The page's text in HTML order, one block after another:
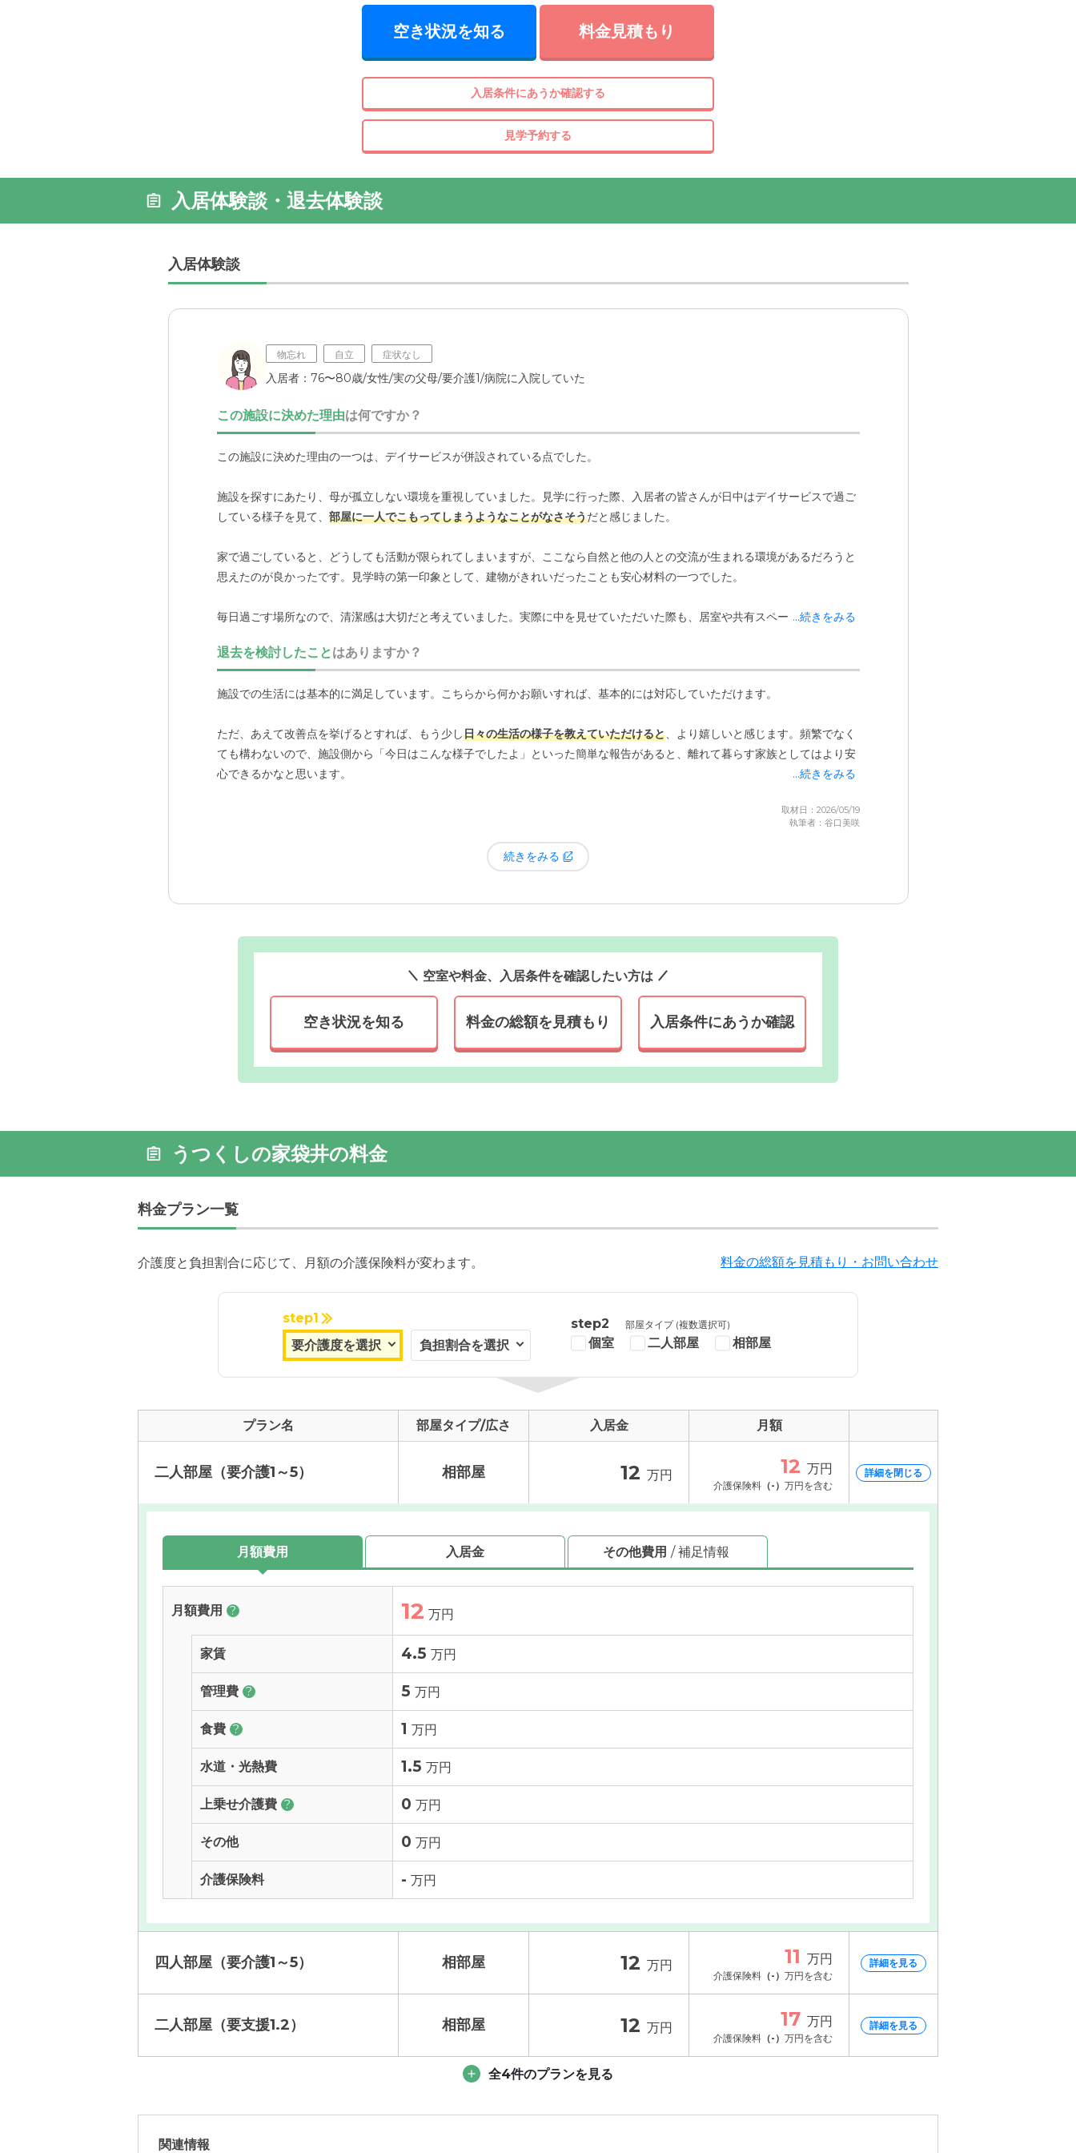
空き状況を知る 料金見積もり
入居条件にあうか確認する
見学予約する
入居体験談・退去体験談
入居体験談
物忘れ 自立 症状なし
入居者：76〜80歳/女性/実の父母/要介護1/病院に入院していた
この施設に決めた理由は何ですか？
この施設に決めた理由の一つは、デイサービスが併設されている点でした。
施設を探すにあたり、母が孤立しない環境を重視していました。見学に行った際、入居者の皆さんが日中はデイサービスで過ご
している様子を見て、 部屋に一人でこもってしまうようなことがなさそうだと感じました。
家で過ごしていると、どうしても活動が限られてしまいますが、ここなら自然と他の人との交流が生まれる環境があるだろうと
思えたのが良かったです。見学時の第一印象として、建物がきれいだったことも安心材料の一つでした。
毎日過ごす場所なので、清潔感は大切だと考えていました。実際に中を見せていただいた際も、居室や共有スペースの雰囲気も
直接見ているわけではないので分かりませんが、私たちが面会に訪れた際のスタッフの方々の対応は、いつも感じが良いです。
母本人も、特に不満は口にしていないため、きちんと見てくれているのだろうなと思っています。
...続きをみる
退去を検討したことはありますか？
施設での生活には基本的に満足しています。こちらから何かお願いすれば、基本的には対応していただけます。
ただ、あえて改善点を挙げるとすれば、もう少し日々の生活の様子を教えていただけると、より嬉しいと感じます。頻繁でなく
ても構わないので、施設側から「今日はこんな様子でしたよ」といった簡単な報告があると、離れて暮らす家族としてはより安
心できるかなと思います。
...続きをみる
取材日：2026/05/19
執筆者：谷口美咲
続きをみる
空室や料金、入居条件を確認したい方は
空き状況を知る 料金の総額を見積もり 入居条件にあうか確認
うつくしの家袋井の料金
料金プラン一覧
介護度と負担割合に応じて、月額の介護保険料が変わます。 料金の総額を見積もり・お問い合わせ
step1 step2 部屋タイプ (複数選択可)
個室 二人部屋 相部屋
プラン名 部屋タイプ/広さ 入居金 月額
二人部屋（要介護1～5） 相部屋 12 万円 12 万円
介護保険料 （-） 万円を含む
詳細を閉じる
月額費用 入居金 その他費用 / 補足情報
月額費用 ? 12 万円
家賃 4.5 万円
管理費 ? 5 万円
食費 ? 1 万円
水道・光熱費 1.5 万円
上乗せ介護費 ? 0 万円
その他 0 万円
介護保険料 - 万円
四人部屋（要介護1～5） 相部屋 12 万円 11 万円
介護保険料 （-） 万円を含む
詳細を見る
/ 補足情報
家賃
二人部屋（要支援1.2） 相部屋 12 万円 17 万円
介護保険料 （-） 万円を含む
詳細を見る
全4件のプランを見る
関連情報